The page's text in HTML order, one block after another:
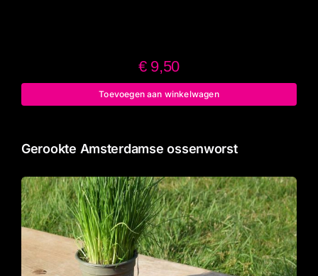
€9,50
Toevoegen aan winkelwagen
Gerookte Amsterdamse ossenworst